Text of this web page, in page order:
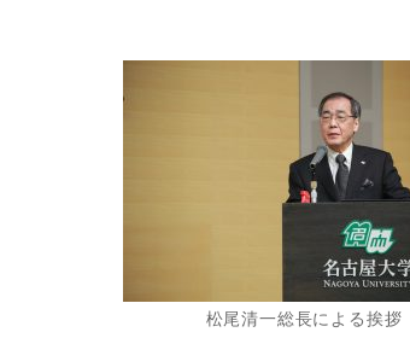
松尾清一総長による挨拶